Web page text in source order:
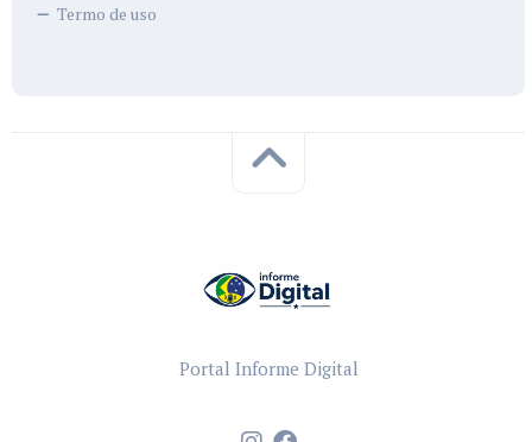
Termo de uso
Portal Informe Digital